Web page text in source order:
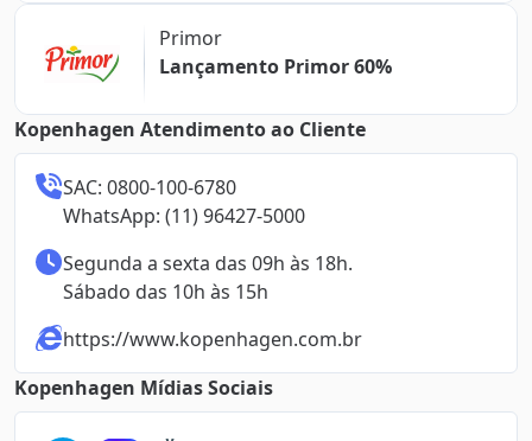
Primor
Lançamento Primor 60%
Kopenhagen Atendimento ao Cliente
SAC: 0800-100-6780
WhatsApp: (11) 96427-5000
Segunda a sexta das 09h às 18h.
Sábado das 10h às 15h
https://www.kopenhagen.com.br
Kopenhagen Mídias Sociais